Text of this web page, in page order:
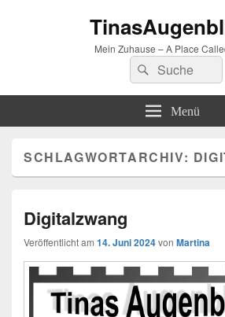
Mein Zuhause – A Place
Suchen
nach:
Suchen
Menü
SCHLAGWORTARCHIV:
Digitalzwang
Veröffentlicht am 14. Juni 2024von Martina